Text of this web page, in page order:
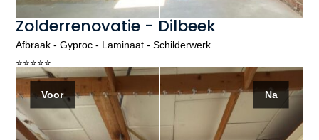
Zolderrenovatie - Dilbeek
Afbraak - Gyproc - Laminaat - Schilderwerk
⭐️⭐️⭐️⭐️⭐️
Voor Na